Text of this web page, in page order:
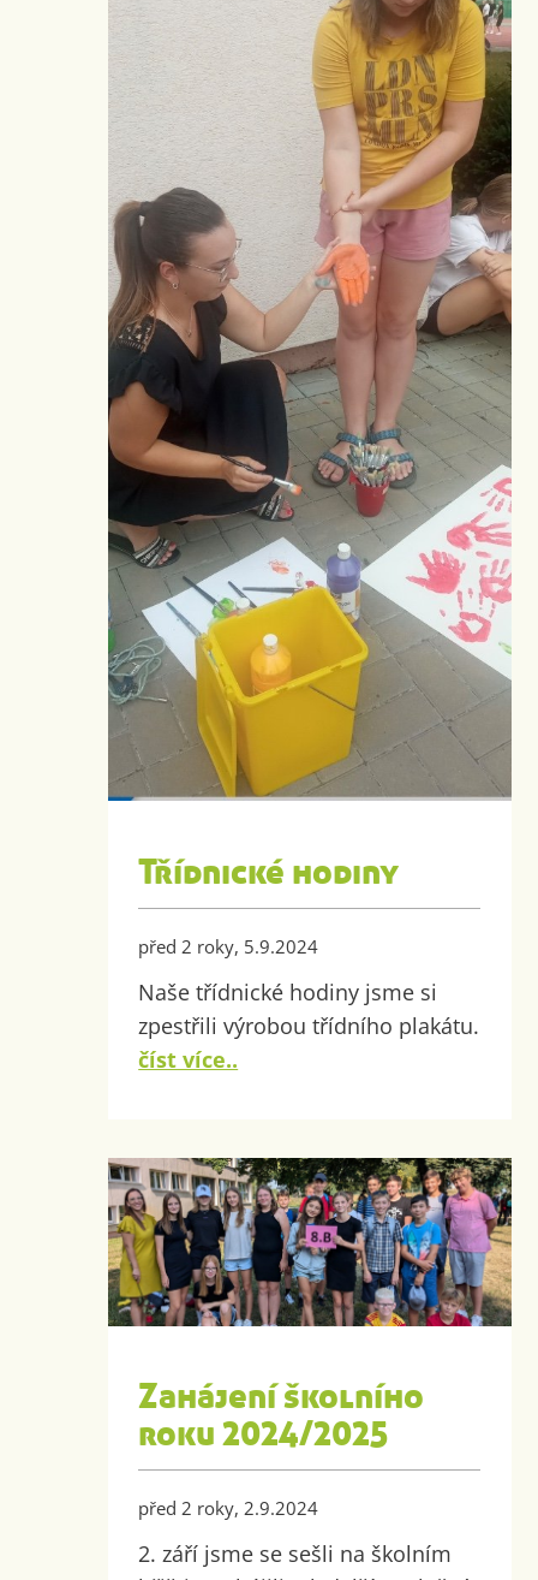
Třídnické hodiny
před 2 roky, 5.9.2024
Naše třídnické hodiny jsme si
zpestřili výrobou třídního plakátu.
číst více..
Zahájení školního
roku 2024/2025
před 2 roky, 2.9.2024
2. září jsme se sešli na školním